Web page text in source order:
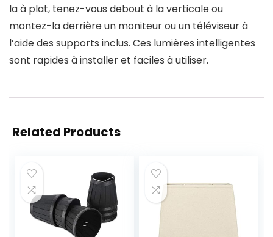
la à plat, tenez-vous debout à la verticale ou
montez-la derrière un moniteur ou un téléviseur à
l’aide des supports inclus. Ces lumières intelligentes
sont rapides à installer et faciles à utiliser.
Related Products